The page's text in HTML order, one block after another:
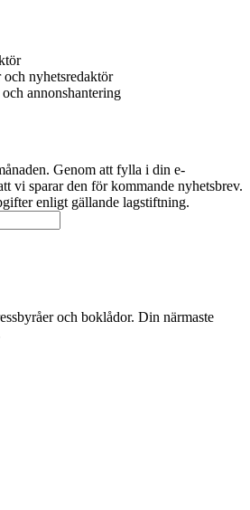
och nyhetsredaktör
annonshantering
Genom att fylla i din e-
vi sparar den för kommande nyhetsbrev.
enligt gällande lagstiftning.
och boklådor. Din närmaste